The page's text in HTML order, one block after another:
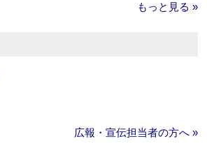
もっと見る »
広報・宣伝担当者の方へ »